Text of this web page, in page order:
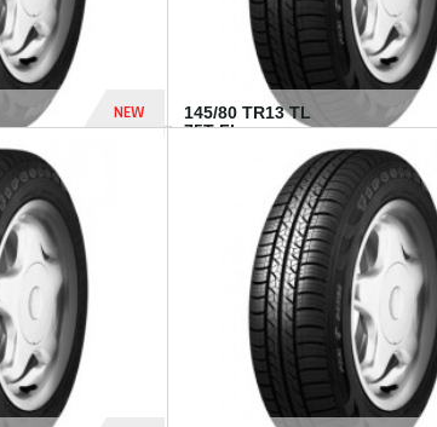
NEW
145/80 TR13 TL
75T FI...